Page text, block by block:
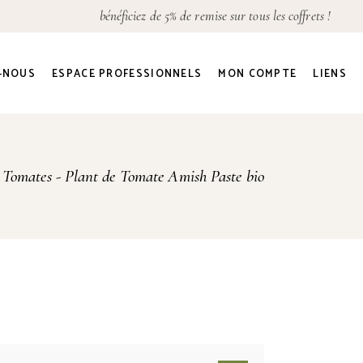
bénéficiez de 5% de remise sur tous les coffrets !
ESPACE PROFESSIONNELS MON COMPTE
Adresses
LIENS
Plant de Tomate Amish Paste bio